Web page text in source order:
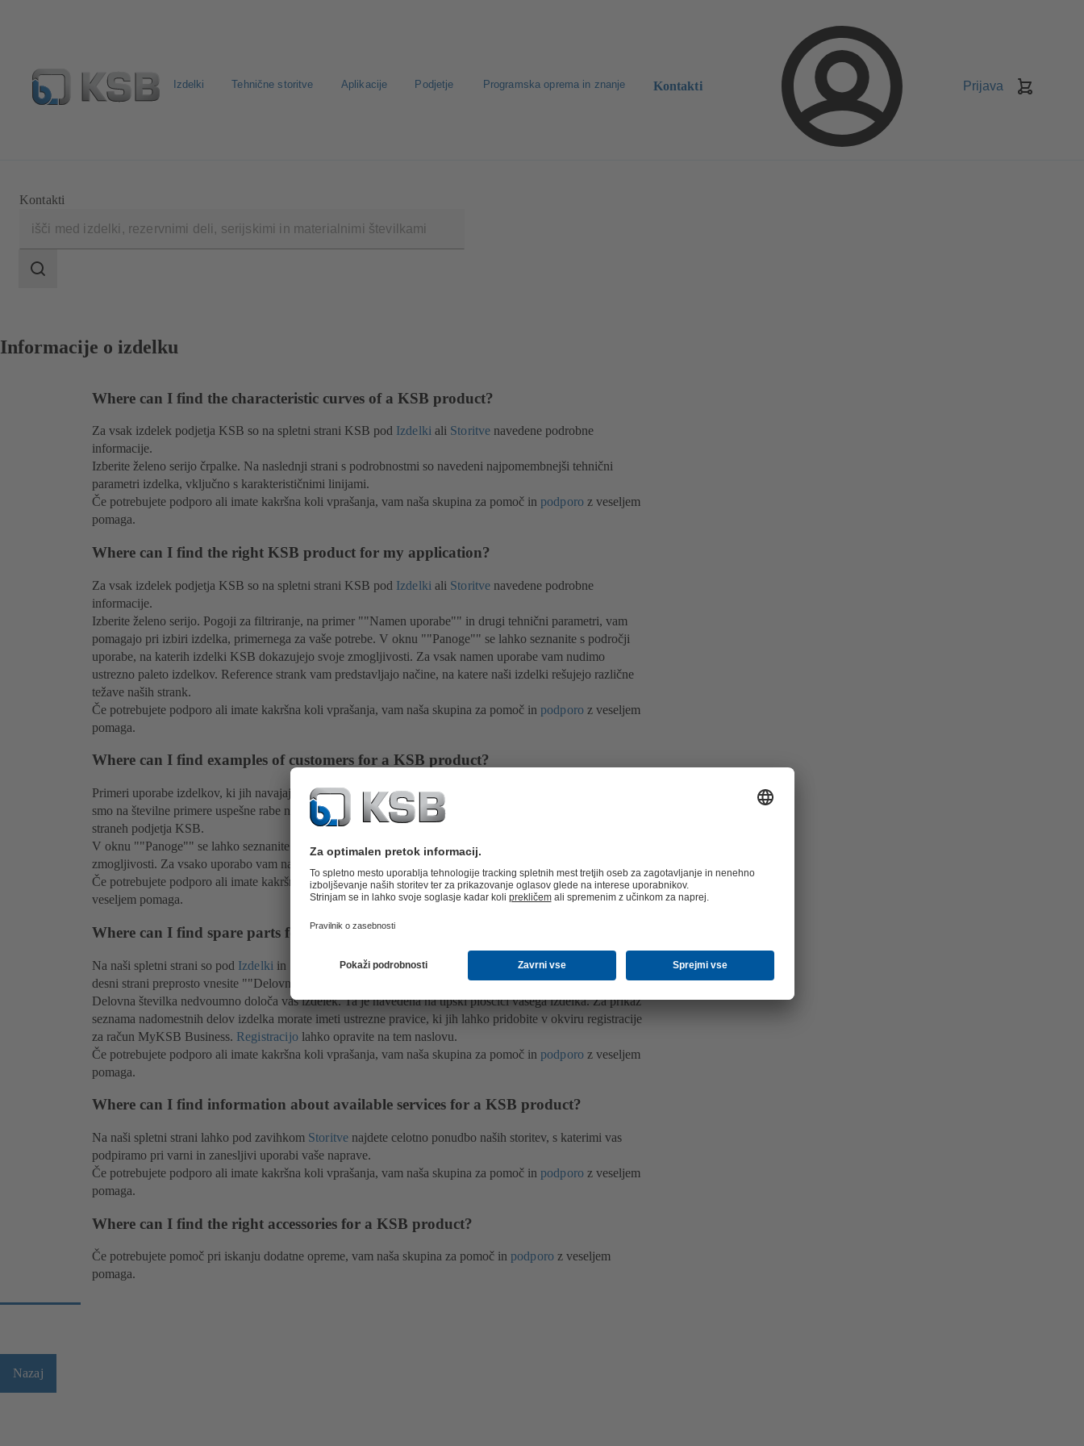
Izdelki Tehnične storitve Aplikacije Podjetje Programska oprema in znanje Kontakti Prijava
Kontakti
iskanja
področje
Informacije o izdelku
Where can I find the characteristic curves of a KSB product?
Za vsak izdelek podjetja KSB so na spletni strani KSB pod Izdelki ali Storitve navedene podrobne
informacije.
Izberite želeno serijo črpalke. Na naslednji strani s podrobnostmi so navedeni najpomembnejši tehnični
parametri izdelka, vključno s karakterističnimi linijami.
Če potrebujete podporo ali imate kakršna koli vprašanja, vam naša skupina za pomoč in podporo z veseljem
pomaga.
Where can I find the right KSB product for my application?
Za vsak izdelek podjetja KSB so na spletni strani KSB pod Izdelki ali Storitve navedene podrobne
informacije.
Izberite želeno serijo. Pogoji za filtriranje, na primer ""Namen uporabe"" in drugi tehnični parametri, vam
pomagajo pri izbiri izdelka, primernega za vaše potrebe. V oknu ""Panoge"" se lahko seznanite s področji
uporabe, na katerih izdelki KSB dokazujejo svoje zmogljivosti. Za vsak namen uporabe vam nudimo
ustrezno paleto izdelkov. Reference strank vam predstavljajo načine, na katere naši izdelki rešujejo različne
težave naših strank.
Če potrebujete podporo ali imate kakršna koli vprašanja, vam naša skupina za pomoč in podporo z veseljem
pomaga.
Where can I find examples of customers for a KSB product?
Primeri uporabe izdelkov, ki jih navajajo stranke podjetja KSB, vam pomagajo pri dokončni izbiri. Ponosni
smo na številne primere uspešne rabe naših izdelkov, zato smo informacije o tem pripravili tudi na spletnih
straneh podjetja KSB.
V oknu ""Panoge"" se lahko seznanite s področji uporabe, na katerih izdelki KSB dokazujejo svoje
zmogljivosti. Za vsako uporabo vam navajamo tudi primerne primere strank.
Če potrebujete podporo ali imate kakršna koli vprašanja, vam naša skupina za pomoč inpodporoz
veseljem pomaga.
Where can I find spare parts for my KSB product?
Na naši spletni strani so pod Izdelki in
"na voljo tudi ustrezni nadomestni deli. V iskalno polje na
desni strani preprosto vnesite ""Delovno številko"" vaše črpalke KSB, za katero potrebujete nadomestni del.
Delovna številka nedvoumno določa vaš izdelek. Ta je navedena na tipski ploščici vašega izdelka. Za prikaz
seznama nadomestnih delov izdelka morate imeti ustrezne pravice, ki jih lahko pridobite v okviru registracije
za račun MyKSB Business. Registracijolahko opravite na tem naslovu.
Če potrebujete podporo ali imate kakršna koli vprašanja, vam naša skupina za pomoč in podporo z veseljem
pomaga.
Where can I find information about available services for a KSB product?
Na naši spletni strani lahko pod zavihkom Storitve najdete celotno ponudbo naših storitev, s katerimi vas
podpiramo pri varni in zanesljivi uporabi vaše naprave.
Če potrebujete podporo ali imate kakršna koli vprašanja, vam naša skupina za pomoč in podporo z veseljem
pomaga.
Where can I find the right accessories for a KSB product?
Če potrebujete pomoč pri iskanju dodatne opreme, vam naša skupina za pomoč in podporo z veseljem
pomaga.
Nazaj